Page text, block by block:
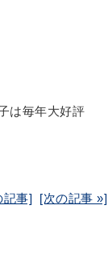
は毎年大好評
記事] [次の記事 »]